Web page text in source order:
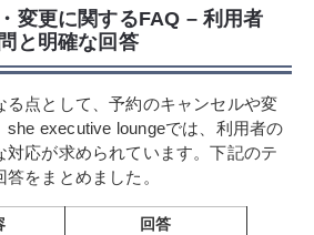
変更に関するFAQ – 利用者
と明確な回答
る点として、予約のキャンセルや変
she executive loungeでは、利用者の
対応が求められています。下記のテ
をまとめました。
回答